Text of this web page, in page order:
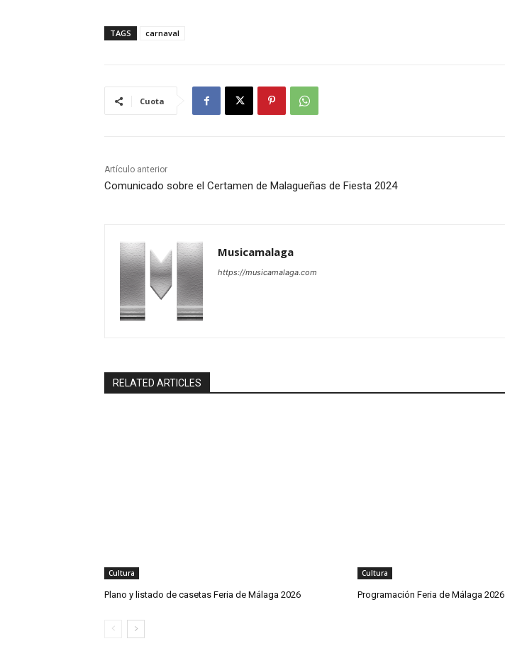
TAGS carnaval
Cuota
Artículo anterior
Comunicado sobre el Certamen de Malagueñas de Fiesta 2024
Musicamalaga
https://musicamalaga.com
RELATED ARTICLES
Cultura
Plano y listado de casetas Feria de Málaga 2026
Cultura
Programación Feria de Málaga 2026